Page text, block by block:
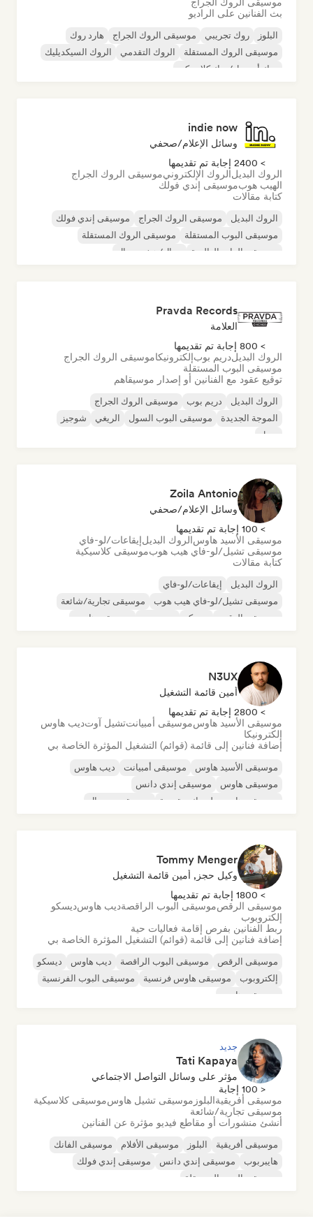
بث الفنانين على الراديو
البلوز روك تجريبي موسيقى الروك الجراج
هارد روك
موسيقى الروك المستقلة
الروك التقدمي
الروك السيكديليك
روك أند رول/روك كلاسيكي
indie now
وسائل الإعلام/صحفي
> 2400 إجابة تم تقديمها
الروك البديلالروك الإلكترونيموسيقى الروك الجراج
الهيب هوبموسيقى إندي فولك
كتابة مقالات
الروك البديل موسيقى الروك الجراج
موسيقى إندي فولك
موسيقى البوب المستقلة
موسيقى الروك المستقلة
موسيقى الراب العالمية
ميتال/هيفي ميتال
Pravda Records
العلامة
> 800 إجابة تم تقديمها
الروك البديلدريم بوبإلكترونيكاموسيقى الروك الجراج
موسيقى البوب المستقلة
توقيع عقود مع الفنانين أو إصدار موسيقاهم
الروك البديل دريم بوب
موسيقى الروك الجراج
الموجة الجديدة
موسيقى البوب السول الريغي
شوجيز
سول
Zoila Antonio
وسائل الإعلام/صحفي
> 100 إجابة تم تقديمها
موسيقى الأسيد هاوسالروك البديلإيقاعات/لو-فاي
موسيقى تشيل/لو-فاي هيب هوبموسيقى كلاسيكية
كتابة مقالات
الروك البديل
إيقاعات/لو-فاي
موسيقى تشيل/لو-فاي هيب هوب
موسيقى تجارية/شائعة
موسيقى الرقص
ديسكو موسيقى هاوس
N3UX
أمين قائمة التشغيل
> 2800 إجابة تم تقديمها
موسيقى الأسيد هاوسموسيقى أمبيانتتشيل آوتديب هاوس
إلكترونيكا
إضافة فنانين إلى قائمة (قوائم) التشغيل المؤثرة الخاصة بي
موسيقى الأسيد هاوس موسيقى أمبيانت
ديب هاوس
موسيقى هاوس
موسيقى إندي دانس
موسيقى هاوس ملوديك وتقدمية
موسيقى مينيمال
Tommy Menger
وكيل حجز, أمين قائمة التشغيل
> 1800 إجابة تم تقديمها
موسيقى الرقصموسيقى البوب الراقصةديب هاوسديسكو
إلكتروبوب
ربط الفنانين بفرص إقامة فعاليات حية
إضافة فنانين إلى قائمة (قوائم) التشغيل المؤثرة الخاصة بي
موسيقى الرقص موسيقى البوب الراقصة ديب هاوس
ديسكو
إلكتروبوب
موسيقى هاوس فرنسية
موسيقى البوب الفرنسية
موسيقى هاوس
جديد
Tati Kapaya
مؤثر على وسائل التواصل الاجتماعي
< 100 إجابة
موسيقى أفريقيةالبلوز موسيقى تشيل هاوسموسيقى كلاسيكية
موسيقى تجارية/شائعة
أنشئ منشورات أو مقاطع فيديو مؤثرة عن الفنانين
موسيقى أفريقية البلوز موسيقى الأفلام
موسيقى الفانك
هايبربوب
موسيقى إندي دانس
موسيقى إندي فولك
موسيقى البوب المستقلة